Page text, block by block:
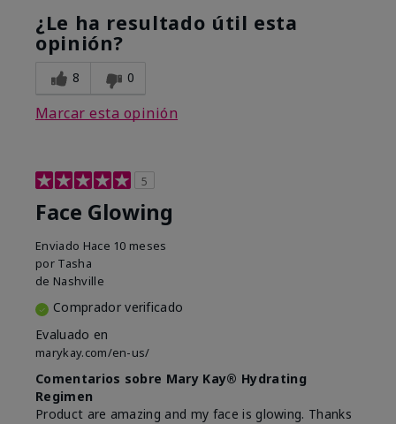
¿Le ha resultado útil esta
opinión?
8 0
Marcar esta opinión
5
Face Glowing
Enviado Hace 10 meses
por Tasha
de Nashville
Comprador verificado
Evaluado en
marykay.com/en-us/
Comentarios sobre Mary Kay® Hydrating
Regimen
Product are amazing and my face is glowing. Thanks